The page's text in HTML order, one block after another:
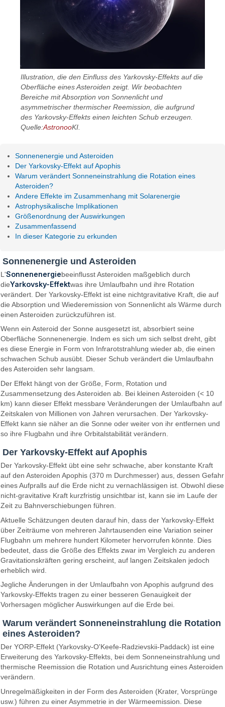
Illustration, die den Einfluss des Yarkovsky-Effekts auf die
Oberfläche eines Asteroiden zeigt. Wir beobachten
Bereiche mit Absorption von Sonnenlicht und
asymmetrischer thermischer Reemission, die aufgrund
des Yarkovsky-Effekts einen leichten Schub erzeugen.
Quelle:AstronooKI.
Sonnenenergie und Asteroiden
Der Yarkovsky-Effekt auf Apophis
Warum verändert Sonneneinstrahlung die Rotation eines
Asteroiden?
Andere Effekte im Zusammenhang mit Solarenergie
Astrophysikalische Implikationen
Größenordnung der Auswirkungen
Zusammenfassend
In dieser Kategorie zu erkunden
Sonnenenergie und Asteroiden
L'Sonnenenergiebeeinflusst Asteroiden maßgeblich durch
dieYarkovsky-Effektwas ihre Umlaufbahn und ihre Rotation
verändert. Der Yarkovsky-Effekt ist eine nichtgravitative Kraft, die auf
die Absorption und Wiederemission von Sonnenlicht als Wärme durch
einen Asteroiden zurückzuführen ist.
Wenn ein Asteroid der Sonne ausgesetzt ist, absorbiert seine
Oberfläche Sonnenenergie. Indem es sich um sich selbst dreht, gibt
es diese Energie in Form von Infrarotstrahlung wieder ab, die einen
schwachen Schub ausübt. Dieser Schub verändert die Umlaufbahn
des Asteroiden sehr langsam.
Der Effekt hängt von der Größe, Form, Rotation und
Zusammensetzung des Asteroiden ab. Bei kleinen Asteroiden (< 10
km) kann dieser Effekt messbare Veränderungen der Umlaufbahn auf
Zeitskalen von Millionen von Jahren verursachen. Der Yarkovsky-
Effekt kann sie näher an die Sonne oder weiter von ihr entfernen und
so ihre Flugbahn und ihre Orbitalstabilität verändern.
Der Yarkovsky-Effekt auf Apophis
Der Yarkovsky-Effekt übt eine sehr schwache, aber konstante Kraft
auf den Asteroiden Apophis (370 m Durchmesser) aus, dessen Gefahr
eines Aufpralls auf die Erde nicht zu vernachlässigen ist. Obwohl diese
nicht-gravitative Kraft kurzfristig unsichtbar ist, kann sie im Laufe der
Zeit zu Bahnverschiebungen führen.
Aktuelle Schätzungen deuten darauf hin, dass der Yarkovsky-Effekt
über Zeiträume von mehreren Jahrtausenden eine Variation seiner
Flugbahn um mehrere hundert Kilometer hervorrufen könnte. Dies
bedeutet, dass die Größe des Effekts zwar im Vergleich zu anderen
Gravitationskräften gering erscheint, auf langen Zeitskalen jedoch
erheblich wird.
Jegliche Änderungen in der Umlaufbahn von Apophis aufgrund des
Yarkovsky-Effekts tragen zu einer besseren Genauigkeit der
Vorhersagen möglicher Auswirkungen auf die Erde bei.
Warum verändert Sonneneinstrahlung die Rotation
eines Asteroiden?
Der YORP-Effekt (Yarkovsky-O'Keefe-Radzievskii-Paddack) ist eine
Erweiterung des Yarkovsky-Effekts, bei dem Sonneneinstrahlung und
thermische Reemission die Rotation und Ausrichtung eines Asteroiden
verändern.
Unregelmäßigkeiten in der Form des Asteroiden (Krater, Vorsprünge
usw.) führen zu einer Asymmetrie in der Wärmeemission. Diese